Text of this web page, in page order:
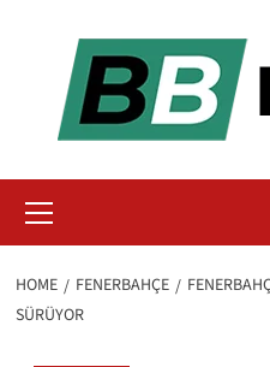
Menu
HOME FENERBAHÇE
SÜRÜYOR